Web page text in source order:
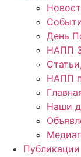
День
НАПП
НАПП
Наши
Публикации